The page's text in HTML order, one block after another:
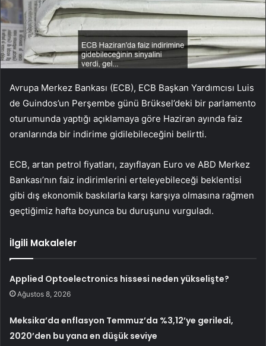
Avrupa Merkez Bankası (ECB), ECB Başkan Yardımcısı Luis
de Guindos’un Perşembe günü Brüksel’deki bir parlamento
oturumunda yaptığı açıklamaya göre Haziran ayında faiz
oranlarında bir indirime gidilebileceğini belirtti.
ECB, artan petrol fiyatları, zayıflayan Euro ve ABD Merkez
Bankası’nın faiz indirimlerini erteleyebileceği beklentisi
gibi dış ekonomik baskılarla karşı karşıya olmasına rağmen
geçtiğimiz hafta boyunca bu duruşunu vurguladı.
İlgili Makaleler
Applied Optoelectronics hissesi neden yükselişte?
Ağustos 8, 2026
Meksika’da enflasyon Temmuz’da %3,12’ye geriledi,
2020’den bu yana en düşük seviye